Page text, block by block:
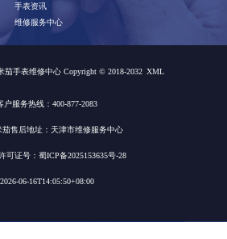
手表资讯
维修服务中心
茄手表维修中心 Copyright © 2018-2032 XML
户服务热线：400-877-2083
茄售后地址：天津市维修服务中心
可证号：蜀ICP备2025153635号-28
2026-06-16T14:05:50+08:00